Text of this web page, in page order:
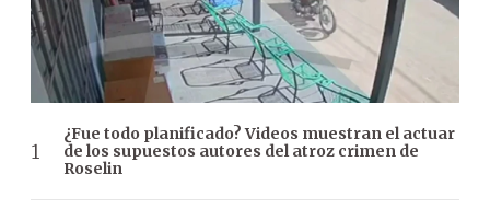
¿Fue todo planificado? Videos muestran el actuar
de los supuestos autores del atroz crimen de
Roselin